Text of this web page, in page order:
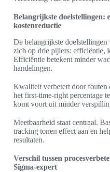
Belangrijkste doelstellingen:
kostenreductie
De belangrijkste doelstellingen
zich op drie pijlers: efficiëntie,
Efficiëntie betekent minder
handelingen.
Kwaliteit verbetert door fouten
het first-time-right percentage
komt voort uit minder
Meetbaarheid staat centraal.
tracking tonen effect aan en
resultaten.
Verschil tussen
Sigma-expert